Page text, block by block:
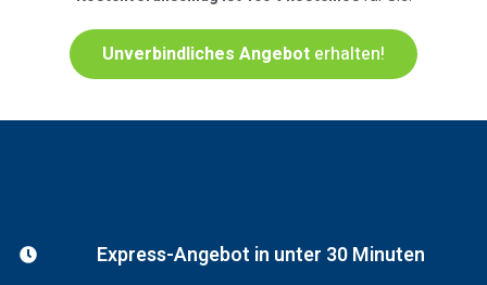
Unverbindliches Angebot erhalten!
Express-Angebot in unter 30 Minuten